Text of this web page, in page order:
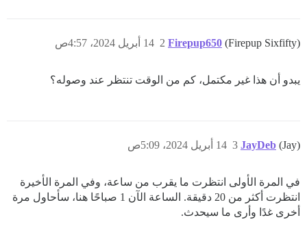
Firepup650 (Firepup Sixfifty) 14 أبريل 2024، 4:57ص 2
يبدو أن هذا غير مكتمل، كم من الوقت تنتظر عند وصوله؟
JayDeb (Jay) 14 أبريل 2024، 5:09ص 3
في المرة الأولى انتظرت ما يقرب من ساعة، وفي المرة الأخيرة
انتظرت أكثر من 20 دقيقة. الساعة الآن 1 صباحًا هنا، سأحاول مرة
أخرى غدًا وأرى ما سيحدث.